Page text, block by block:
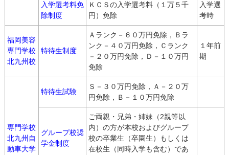
入学選考料免
除制度
ＫＣＳの入学選考料（１万５千
円）免除
入学選
考時
福岡美容
専門学校
北九州校
特待生制度
Ａランク－６０万円免除，Ｂラ
ンク－４０万円免除，Ｃランク
－２０万円免除，Ｄ－１０万円
免除
１年前
期
専門学校
北九州自
動車大学
特待生試験
Ｓ－３０万円免除，Ａ－２０万
円免除，Ｂ－１０万円免除
グループ校奨
学金制度
ご両親・兄弟・姉妹（2親等以
内）の方が本校およびグループ
校の卒業生（卒園生）もしくは
在校生（同時入学も含む）であ